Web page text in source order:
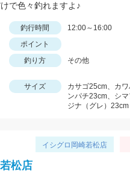
で色々釣れますよ♪
釣行時間
12:00～16:00
ポイント
釣り方 その他
サイズ
カサゴ25cm、カ
ンパチ23cm、シ
ジナ（グレ）23cm
イシグロ岡崎若松店
松店